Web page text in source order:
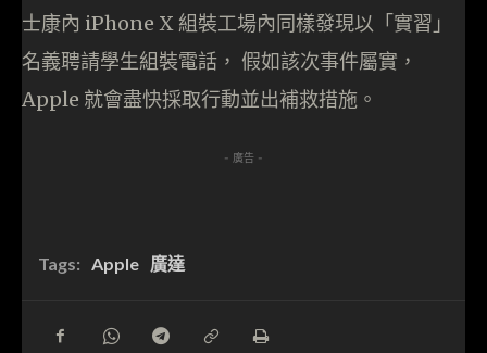
士康內 iPhone X 組裝工場內同樣發現以「實習」
名義聘請學生組裝電話， 假如該次事件屬實，
Apple 就會盡快採取行動並出補救措施。
- 廣告 -
Tags: Apple 廣達